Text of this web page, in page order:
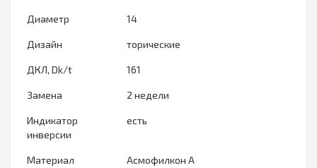
Диаметр 14
Дизайн торические
ДКЛ, Dk/t 161
Замена 2 недели
Индикатор
инверсии
есть
Материал Асмофилкон А